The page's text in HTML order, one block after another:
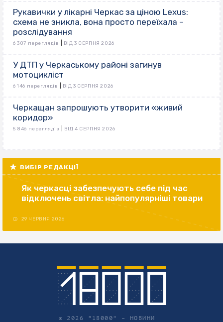
Рукавички у лікарні Черкас за ціною Lexus:
схема не зникла, вона просто переїхала –
розслідування
6 307 переглядів ВІД 3 СЕРПНЯ 2026
У ДТП у Черкаському районі загинув
мотоцикліст
6 146 переглядів ВІД 3 СЕРПНЯ 2026
Черкащан запрошують утворити «живий
коридор»
5 846 переглядів ВІД 4 СЕРПНЯ 2026
ВИБІР РЕДАКЦІЇ
Як черкасці забезпечують себе під час
відключень світла: найпопулярніші товари
29 ЧЕРВНЯ 2026
© 2026 "18000" – НОВИНИ